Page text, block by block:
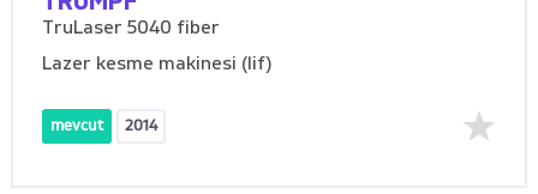
TruLaser 5040 fiber
Lazer kesme makinesi (lif)
mevcut 2014